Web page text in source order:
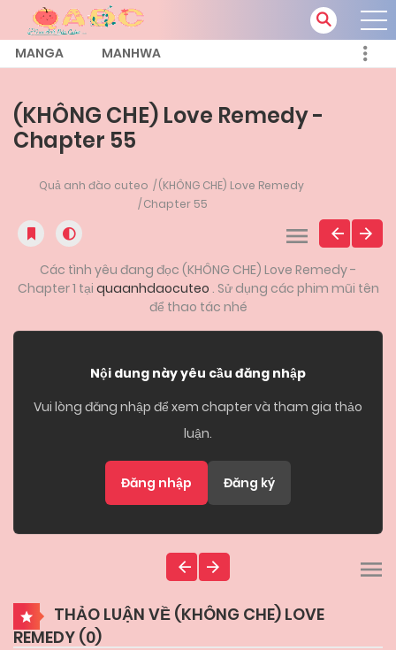
MANGA MANHWA
(KHÔNG CHE) Love Remedy -
Chapter 55
Quả anh đào cuteo
(KHÔNG CHE) Love Remedy
Chapter 55
Các tình yêu đang đọc (KHÔNG CHE) Love Remedy -
Chapter 1 tại quaanhdaocuteo . Sử dụng các phim mũi tên
để thao tác nhé
Nội dung này yêu cầu đăng nhập
Vui lòng đăng nhập để xem chapter và tham gia thảo
luận.
Đăng nhập Đăng ký
THẢO LUẬN VỀ (KHÔNG CHE) LOVE
REMEDY (0)